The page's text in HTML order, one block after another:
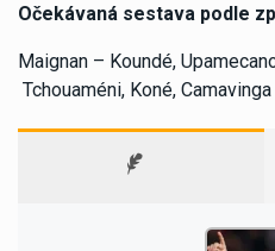
Očekávaná sestava podle
Maignan – Koundé,
Tchouaméni, Koné,